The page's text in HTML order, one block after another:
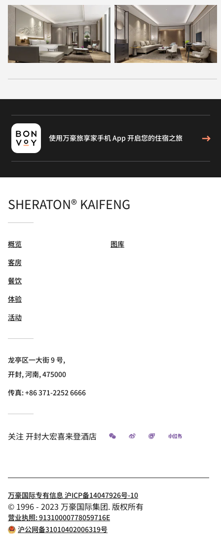
使用万豪旅享家手机 App 开启您的住宿之旅
SHERATON® KAIFENG
概览
客房
餐饮
体验
活动
图库
龙亭区一大街 9 号,
开封, 河南, 475000
传真:+86 371-2252 6666
关注 开封大宏喜来登酒店 微信 微博 飞猪 小红书
万豪国际专有信息 沪ICP备14047926号-10
© 1996 - 2023 万豪国际集团. 版权所有
营业执照: 91310000778059716E
沪公网备31010402006319号